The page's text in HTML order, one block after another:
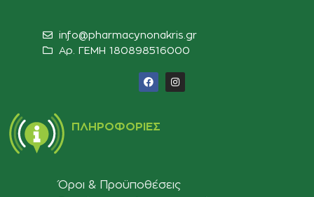
info@pharmacynonakris.gr
Αρ. ΓΕΜΗ 180898516000‬
ΠΛΗΡΟΦΟΡΊΕΣ
Όροι & Προϋποθέσεις